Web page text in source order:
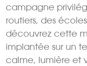
campagne
routiers, des
découvrez cette
implantée sur un
calme, lumière et